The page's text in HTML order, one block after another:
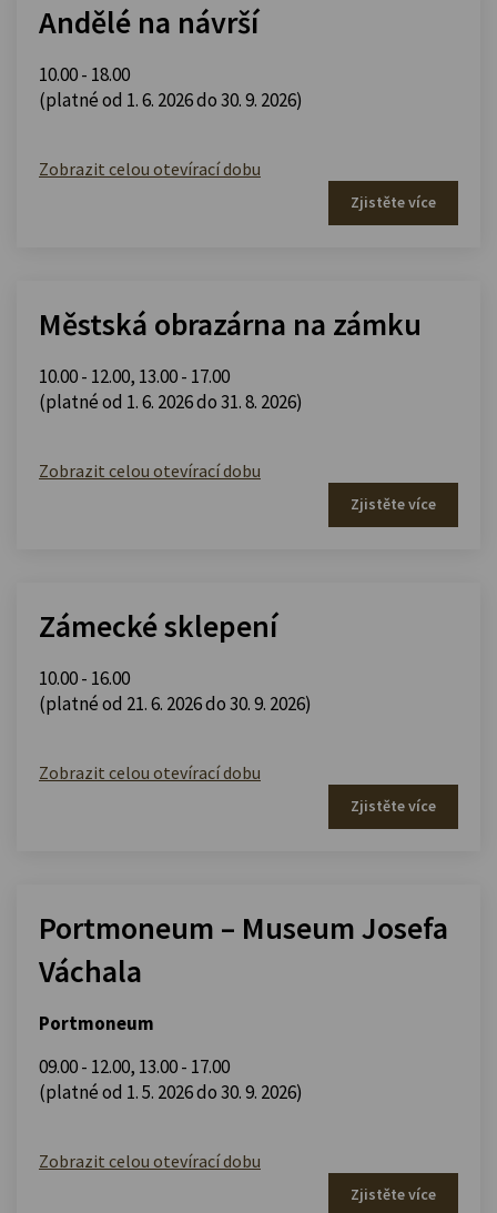
Andělé na návrší
10.00 - 18.00
(platné od 1. 6. 2026 do 30. 9. 2026)
Zobrazit celou otevírací dobu
Zjistěte více
Městská obrazárna na zámku
10.00 - 12.00, 13.00 - 17.00
(platné od 1. 6. 2026 do 31. 8. 2026)
Zobrazit celou otevírací dobu
Zjistěte více
Zámecké sklepení
10.00 - 16.00
(platné od 21. 6. 2026 do 30. 9. 2026)
Zobrazit celou otevírací dobu
Zjistěte více
Portmoneum – Museum Josefa
Váchala
Portmoneum
09.00 - 12.00, 13.00 - 17.00
(platné od 1. 5. 2026 do 30. 9. 2026)
Zobrazit celou otevírací dobu
Zjistěte více